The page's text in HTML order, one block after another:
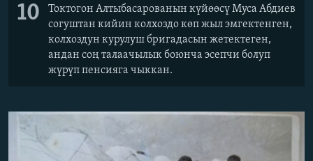
10
Токтогон Алтыбасарованын күйөөсү Муса Абдиев
согуштан кийин колхоздо көп жыл эмгектенген,
колхоздун курулуш бригадасын жетектеген,
андан соң талаачылык боюнча эсепчи болуп
жүрүп пенсияга чыккан.